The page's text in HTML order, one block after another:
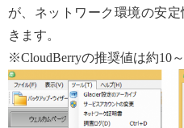
が、ネットワーク環境の安
きます。
※CloudBerryの推奨値は約10～